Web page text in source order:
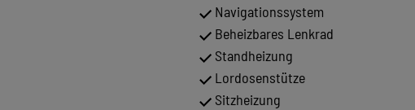
Navigationssystem
Beheizbares Lenkrad
Standheizung
Lordosenstütze
Sitzheizung